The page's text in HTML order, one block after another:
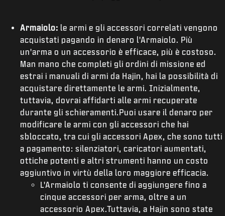
Armaiolo: le armi e gli accessori correlati vengono
acquistati pagando in denaro l'Armaiolo. Più
un'arma o un accessorio è efficace, più è costoso.
Man mano che completi gli ordini di missione ed
estrai i manuali di armi da Hajin, hai la possibilità di
acquistare direttamente le armi. Inizialmente,
tuttavia, dovrai affidarti alle armi recuperate
durante gli schieramenti.Puoi usare il denaro per
modificare le armi con gli accessori che hai
sbloccato, tra cui gli accessori Apex, che sono tutti
a pagamento: silenziatori, caricatori aumentati,
ottiche potenti e altri strumenti hanno un costo
aggiuntivo in virtù della loro maggiore efficacia.
L'Armaiolo ti consente di aggiungere fino a
cinque accessori per arma, oltre a un
accessorio Apex.Tuttavia, a Hajin sono state